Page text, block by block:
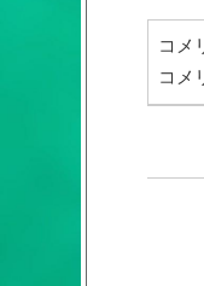
コメ
コメ